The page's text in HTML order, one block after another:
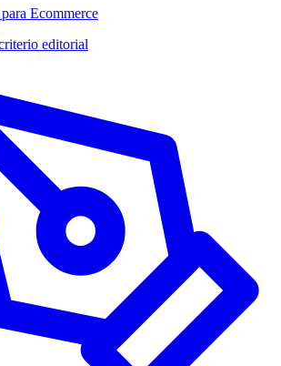
Ecommerce
editorial